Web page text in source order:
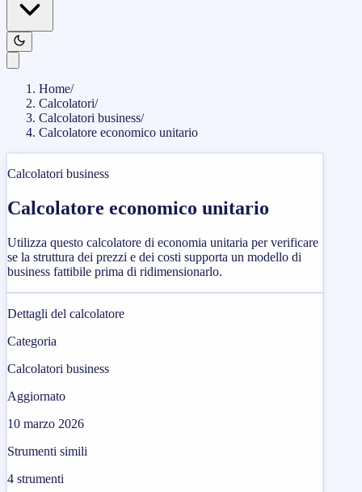
Home/
Calcolatori/
Calcolatori business/
Calcolatore economico unitario
Calcolatori business
Calcolatore economico unitario
Utilizza questo calcolatore di economia unitaria per verificare
se la struttura dei prezzi e dei costi supporta un modello di
business fattibile prima di ridimensionarlo.
Dettagli del calcolatore
Categoria
Calcolatori business
Aggiornato
10 marzo 2026
Strumenti simili
4 strumenti